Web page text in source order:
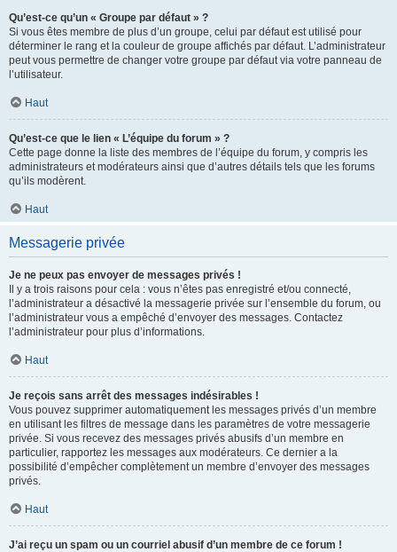
Qu’est-ce qu’un « Groupe par défaut » ?
Si vous êtes membre de plus d’un groupe, celui par défaut est utilisé pour
déterminer le rang et la couleur de groupe affichés par défaut. L’administrateur
peut vous permettre de changer votre groupe par défaut via votre panneau de
l’utilisateur.
Haut
Qu’est-ce que le lien « L’équipe du forum » ?
Cette page donne la liste des membres de l’équipe du forum, y compris les
administrateurs et modérateurs ainsi que d’autres détails tels que les forums
qu’ils modèrent.
Haut
Messagerie privée
Je ne peux pas envoyer de messages privés !
Il y a trois raisons pour cela : vous n’êtes pas enregistré et/ou connecté,
l’administrateur a désactivé la messagerie privée sur l’ensemble du forum, ou
l’administrateur vous a empêché d’envoyer des messages. Contactez
l’administrateur pour plus d’informations.
Haut
Je reçois sans arrêt des messages indésirables !
Vous pouvez supprimer automatiquement les messages privés d’un membre
en utilisant les filtres de message dans les paramètres de votre messagerie
privée. Si vous recevez des messages privés abusifs d’un membre en
particulier, rapportez les messages aux modérateurs. Ce dernier a la
possibilité d’empêcher complètement un membre d’envoyer des messages
privés.
Haut
J’ai reçu un spam ou un courriel abusif d’un membre de ce forum !